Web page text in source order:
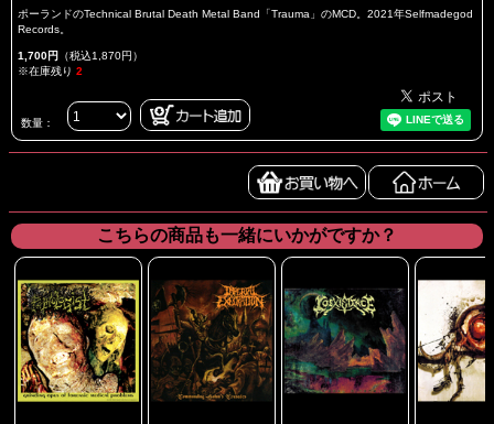
ポーランドのTechnical Brutal Death Metal Band「Trauma」のMCD。2021年Selfmadegod
Records。
1,700円 （税込1,870円）
※在庫残り 2
数量：
こちらの商品も一緒にいかがですか？